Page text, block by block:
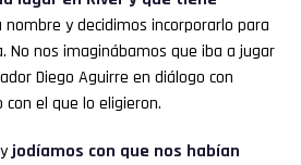
nombre y decidimos incorporarlo para
No nos imaginábamos que iba a jugar
Diego Aguirre en diálogo con
el que lo eligieron.
yjodíamos con que nos habían